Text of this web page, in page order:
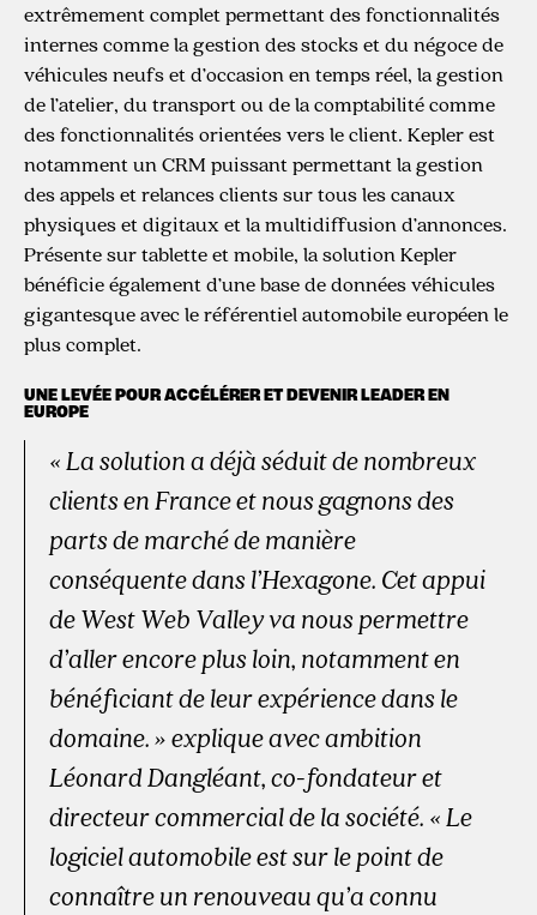
extrêmement complet permettant des fonctionnalités
internes comme la gestion des stocks et du négoce de
véhicules neufs et d’occasion en temps réel, la gestion
de l’atelier, du transport ou de la comptabilité comme
des fonctionnalités orientées vers le client. Kepler est
notamment un CRM puissant permettant la gestion
des appels et relances clients sur tous les canaux
physiques et digitaux et la multidiffusion d’annonces.
Présente sur tablette et mobile, la solution Kepler
bénéficie également d’une base de données véhicules
gigantesque avec le référentiel automobile européen le
plus complet.
UNE LEVÉE POUR ACCÉLÉRER ET DEVENIR LEADER EN
EUROPE
« La solution a déjà séduit de nombreux
clients en France et nous gagnons des
parts de marché de manière
conséquente dans l’Hexagone. Cet appui
de West Web Valley va nous permettre
d’aller encore plus loin, notamment en
bénéficiant de leur expérience dans le
domaine. » explique avec ambition
Léonard Dangléant, co-fondateur et
directeur commercial de la société. « Le
logiciel automobile est sur le point de
connaître un renouveau qu’a connu